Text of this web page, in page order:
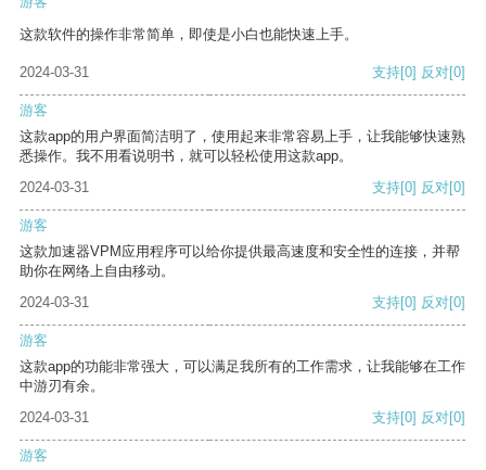
这款软件的操作非常简单，即使是小白也能快速上手。
2024-03-31 支持[0] 反对[0]
游客
这款app的用户界面简洁明了，使用起来非常容易上手，让我能够快速熟
悉操作。我不用看说明书，就可以轻松使用这款app。
2024-03-31
支持[0] 反对[0]
游客
这款加速器VPM应用程序可以给你提供最高速度和安全性的连接，并帮
助你在网络上自由移动。
2024-03-31
支持[0] 反对[0]
游客
这款app的功能非常强大，可以满足我所有的工作需求，让我能够在工作
中游刃有余。
2024-03-31
支持[0] 反对[0]
游客